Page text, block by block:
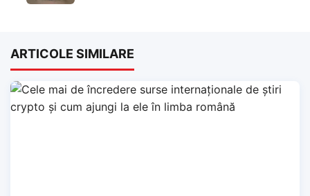
ARTICOLE SIMILARE